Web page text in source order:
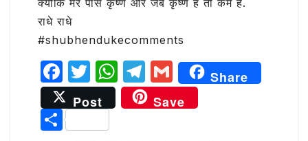
राधे राधे
#shubhendukecomments
F
a
c
T
w
it
W
h
at
T
el
e
G
m
ai
Share
Post
Save
S